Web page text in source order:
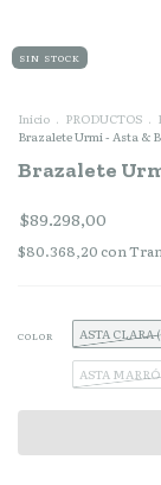
SIN STOCK
Inicio . PRODUCTOS .
Brazalete Urmi - Asta &
Brazalete
$89.298,00
$80.368,20 con
COLOR ASTA CLARA
ASTA